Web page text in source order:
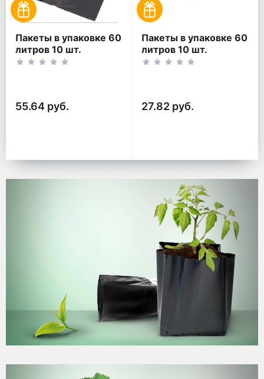
Пакеты в упаковке 60
литров 10 шт.
(10шт*2рул)
55.64 руб.
Пакеты в упаковке 60
литров 10 шт.
(10шт*1рул)
27.82 руб.